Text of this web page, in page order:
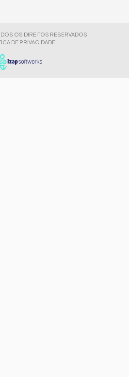
OS DIREITOS RESERVADOS
DE PRIVACIDADE